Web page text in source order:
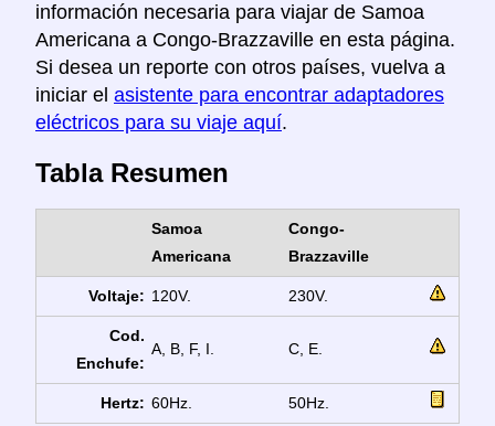
información necesaria para viajar de Samoa
Americana a Congo-Brazzaville en esta página.
Si desea un reporte con otros países, vuelva a
iniciar el asistente para encontrar adaptadores
eléctricos para su viaje aquí.
Tabla Resumen
Samoa
Americana
Congo-
Brazzaville
Voltaje: 120V. 230V.
Cod.
Enchufe:
A, B, F, I. C, E.
Hertz: 60Hz. 50Hz.